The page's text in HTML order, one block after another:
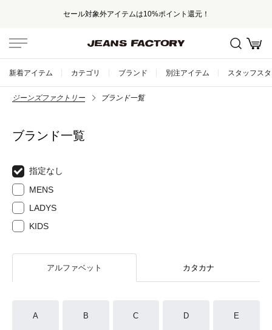
セール対象外アイテムは10%ポイント還元！
新着アイテム カテゴリ ブランド 別注アイテム スタッフス
ジーンズファクトリー ブランド一覧
ブランド一覧
指定なし
MENS
LADYS
KIDS
アルファベット カタカナ
A B C D E